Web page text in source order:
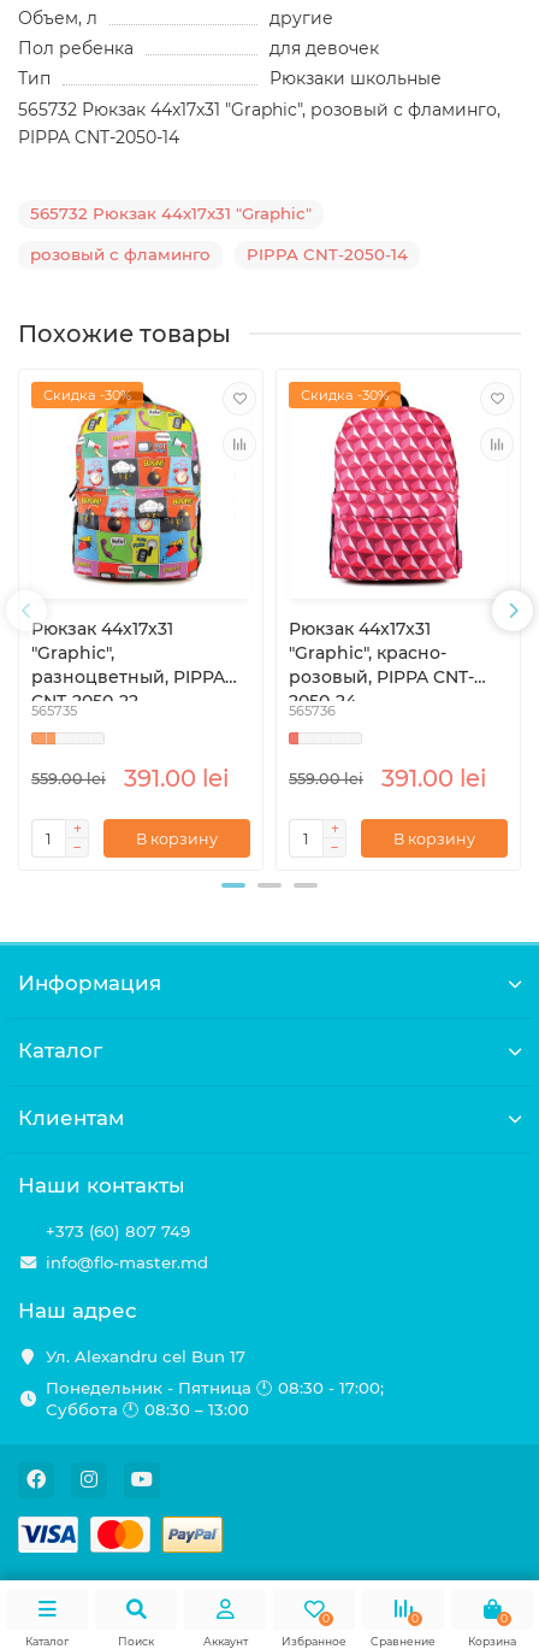
Объем, л
другие
Пол ребенка
для девочек
Тип
Рюкзаки школьные
565732 Рюкзак 44x17x31 "Graphic", розовый с фламинго,
PIPPA CNT-2050-14
565732 Рюкзак 44x17x31 "Graphic"
розовый с фламинго PIPPA CNT-2050-14
Похожие товары
Скидка -30%
Рюкзак 44x17x31
"Graphic",
разноцветный, PIPPA
CNT-2050-22
565735
559.00 lei 391.00 lei
В корзину
Скидка -30%
Рюкзак 44x17x31
"Graphic", красно-
розовый, PIPPA CNT-
2050-24
565736
559.00 lei 391.00 lei
В корзину
Информация
Каталог
Клиентам
Наши контакты
+373 (60) 807 749
info@flo-master.md
Наш адрес
Ул. Alexandru cel Bun 17
Понедельник - Пятница 🕛 08:30 - 17:00;
Суббота 🕛 08:30 – 13:00
Каталог Поиск Аккаунт
0
Избранное
0
Сравнение
0
Корзина